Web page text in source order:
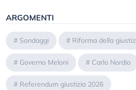
ARGOMENTI
# Sondaggi # Riforma della
# Governo Meloni # Carlo Nordio
# Referendum giustizia 2026